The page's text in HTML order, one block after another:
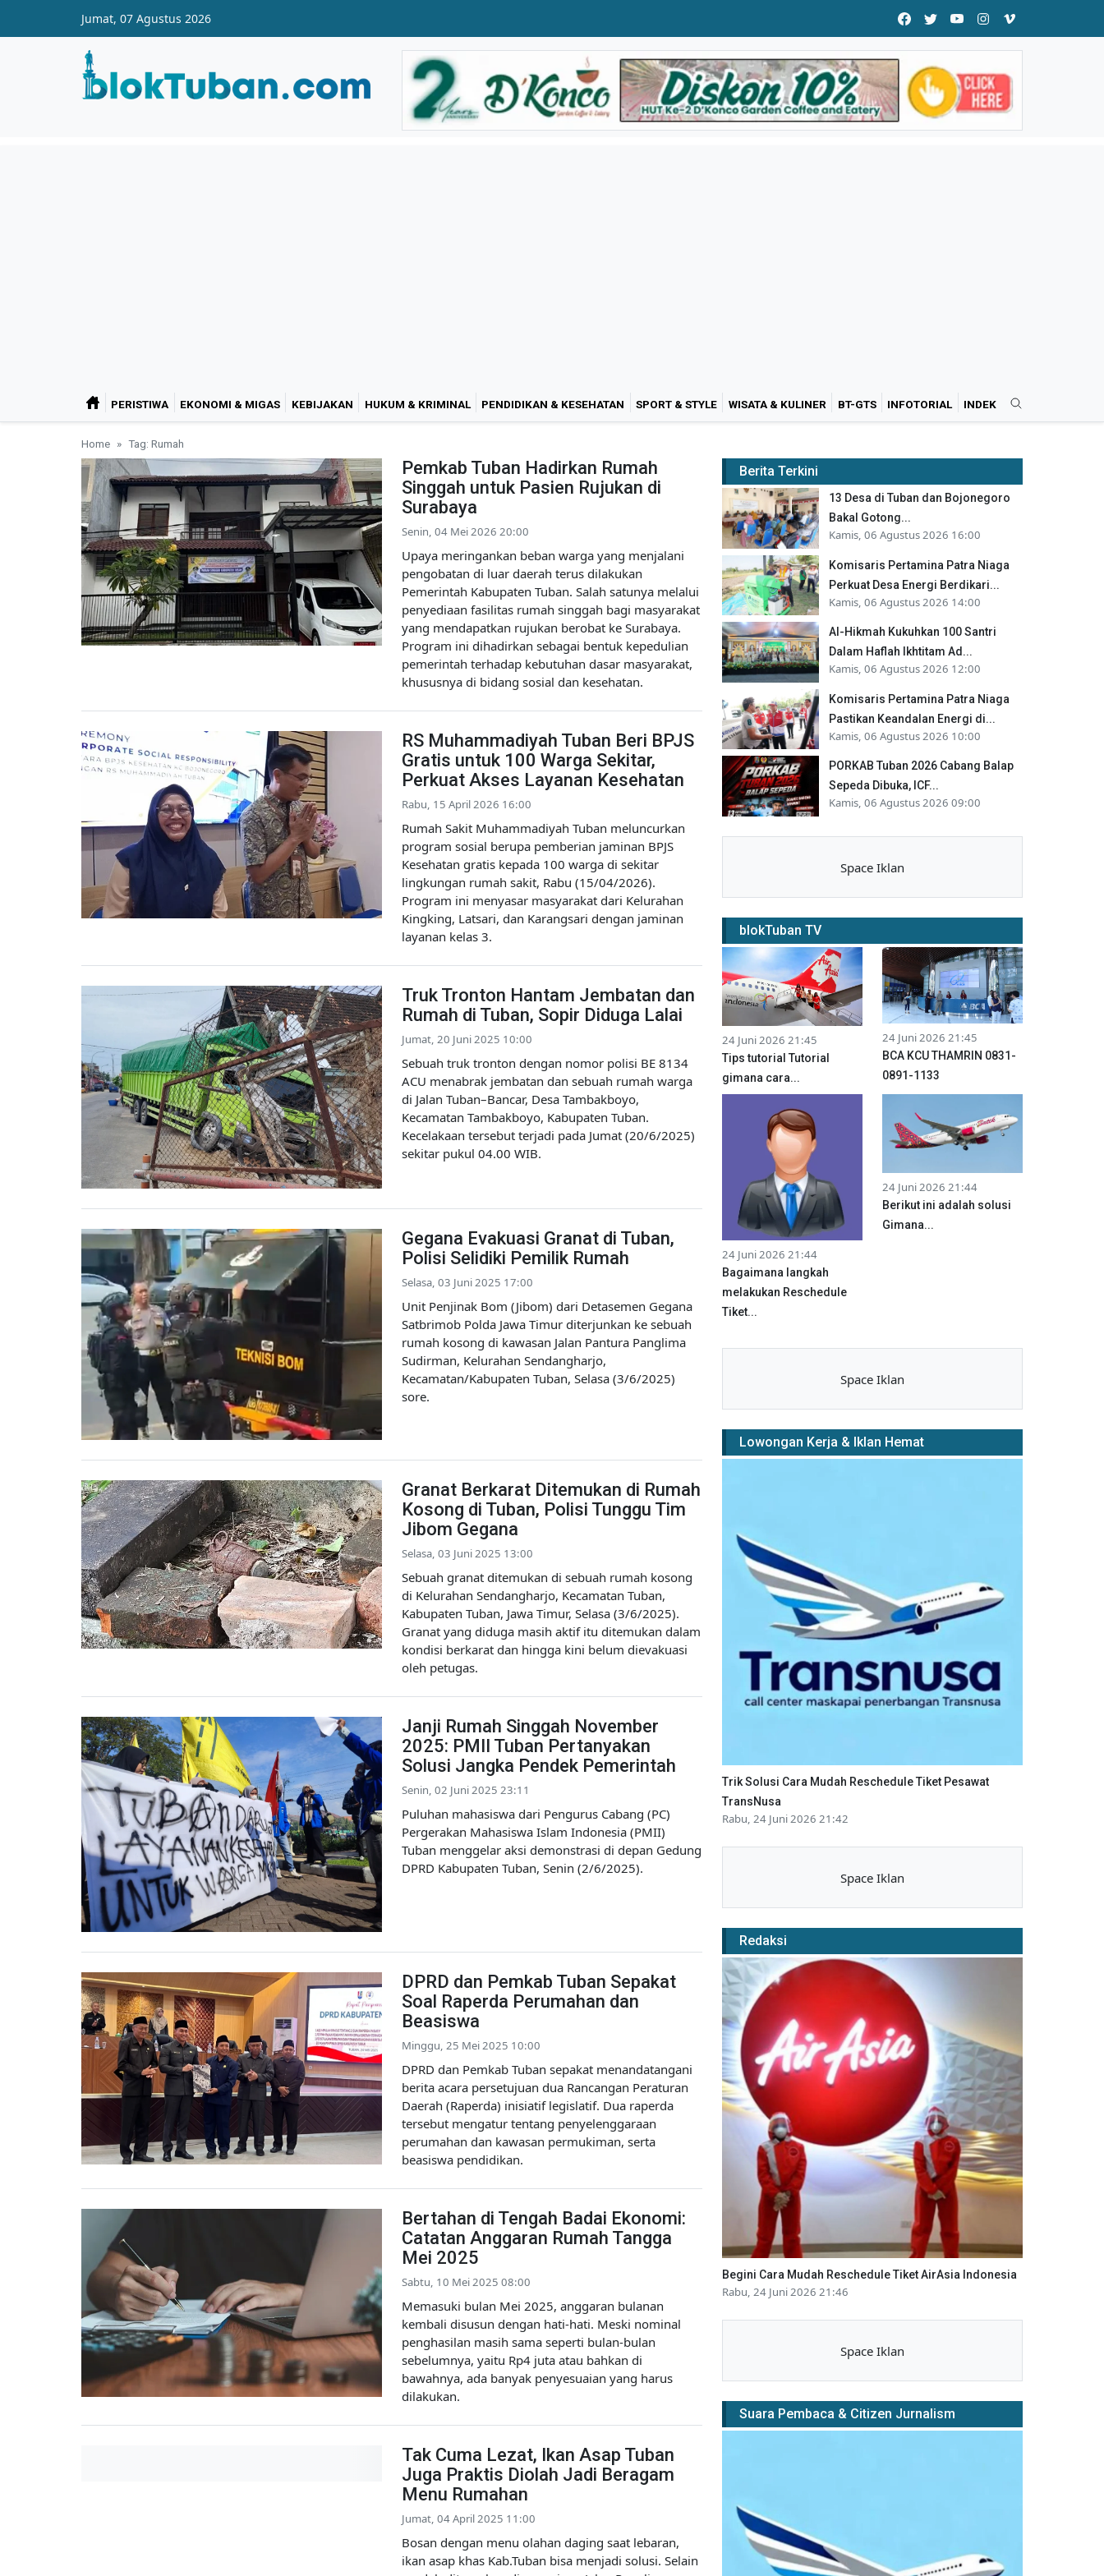
Jumat, 07 Agustus 2026
PERISTIWA EKONOMI & MIGAS KEBIJAKAN HUKUM & KRIMINAL PENDIDIKAN & KESEHATAN SPORT & STYLE WISATA & KULINER BT-GTS INFOTORIAL INDEK
Home Tag: Rumah
Pemkab Tuban Hadirkan Rumah
Singgah untuk Pasien Rujukan di
Surabaya
Senin, 04 Mei 2026 20:00
Upaya meringankan beban warga yang menjalani
pengobatan di luar daerah terus dilakukan
Pemerintah Kabupaten Tuban. Salah satunya melalui
penyediaan fasilitas rumah singgah bagi masyarakat
yang mendapatkan rujukan berobat ke Surabaya.
Program ini dihadirkan sebagai bentuk kepedulian
pemerintah terhadap kebutuhan dasar masyarakat,
khususnya di bidang sosial dan kesehatan.
RS Muhammadiyah Tuban Beri BPJS
Gratis untuk 100 Warga Sekitar,
Perkuat Akses Layanan Kesehatan
Rabu, 15 April 2026 16:00
Rumah Sakit Muhammadiyah Tuban meluncurkan
program sosial berupa pemberian jaminan BPJS
Kesehatan gratis kepada 100 warga di sekitar
lingkungan rumah sakit, Rabu (15/04/2026).
Program ini menyasar masyarakat dari Kelurahan
Kingking, Latsari, dan Karangsari dengan jaminan
layanan kelas 3.
Truk Tronton Hantam Jembatan dan
Rumah di Tuban, Sopir Diduga Lalai
Jumat, 20 Juni 2025 10:00
Sebuah truk tronton dengan nomor polisi BE 8134
ACU menabrak jembatan dan sebuah rumah warga
di Jalan Tuban–Bancar, Desa Tambakboyo,
Kecamatan Tambakboyo, Kabupaten Tuban.
Kecelakaan tersebut terjadi pada Jumat (20/6/2025)
sekitar pukul 04.00 WIB.
Gegana Evakuasi Granat di Tuban,
Polisi Selidiki Pemilik Rumah
Selasa, 03 Juni 2025 17:00
Unit Penjinak Bom (Jibom) dari Detasemen Gegana
Satbrimob Polda Jawa Timur diterjunkan ke sebuah
rumah kosong di kawasan Jalan Pantura Panglima
Sudirman, Kelurahan Sendangharjo,
Kecamatan/Kabupaten Tuban, Selasa (3/6/2025)
sore.
Granat Berkarat Ditemukan di Rumah
Kosong di Tuban, Polisi Tunggu Tim
Jibom Gegana
Selasa, 03 Juni 2025 13:00
Sebuah granat ditemukan di sebuah rumah kosong
di Kelurahan Sendangharjo, Kecamatan Tuban,
Kabupaten Tuban, Jawa Timur, Selasa (3/6/2025).
Granat yang diduga masih aktif itu ditemukan dalam
kondisi berkarat dan hingga kini belum dievakuasi
oleh petugas.
Janji Rumah Singgah November
2025: PMII Tuban Pertanyakan
Solusi Jangka Pendek Pemerintah
Senin, 02 Juni 2025 23:11
Puluhan mahasiswa dari Pengurus Cabang (PC)
Pergerakan Mahasiswa Islam Indonesia (PMII)
Tuban menggelar aksi demonstrasi di depan Gedung
DPRD Kabupaten Tuban, Senin (2/6/2025).
DPRD dan Pemkab Tuban Sepakat
Soal Raperda Perumahan dan
Beasiswa
Minggu, 25 Mei 2025 10:00
DPRD dan Pemkab Tuban sepakat menandatangani
berita acara persetujuan dua Rancangan Peraturan
Daerah (Raperda) inisiatif legislatif. Dua raperda
tersebut mengatur tentang penyelenggaraan
perumahan dan kawasan permukiman, serta
beasiswa pendidikan.
Bertahan di Tengah Badai Ekonomi:
Catatan Anggaran Rumah Tangga
Mei 2025
Sabtu, 10 Mei 2025 08:00
Memasuki bulan Mei 2025, anggaran bulanan
kembali disusun dengan hati-hati. Meski nominal
penghasilan masih sama seperti bulan-bulan
sebelumnya, yaitu Rp4 juta atau bahkan di
bawahnya, ada banyak penyesuaian yang harus
dilakukan.
Tak Cuma Lezat, Ikan Asap Tuban
Juga Praktis Diolah Jadi Beragam
Menu Rumahan
Jumat, 04 April 2025 11:00
Bosan dengan menu olahan daging saat lebaran,
ikan asap khas Kab.Tuban bisa menjadi solusi. Selain
Berita Terkini
13 Desa di Tuban dan Bojonegoro
Bakal Gotong...
Kamis, 06 Agustus 2026 16:00
Komisaris Pertamina Patra Niaga
Perkuat Desa Energi Berdikari...
Kamis, 06 Agustus 2026 14:00
Al-Hikmah Kukuhkan 100 Santri
Dalam Haflah Ikhtitam Ad...
Kamis, 06 Agustus 2026 12:00
Komisaris Pertamina Patra Niaga
Pastikan Keandalan Energi di...
Kamis, 06 Agustus 2026 10:00
PORKAB Tuban 2026 Cabang Balap
Sepeda Dibuka, ICF...
Kamis, 06 Agustus 2026 09:00
Space Iklan
blokTuban TV
24 Juni 2026 21:45
Tips tutorial Tutorial
gimana cara...
24 Juni 2026 21:45
BCA KCU THAMRIN 0831-
0891-1133
24 Juni 2026 21:44
Bagaimana langkah
melakukan Reschedule
Tiket...
24 Juni 2026 21:44
Berikut ini adalah solusi
Gimana...
Space Iklan
Lowongan Kerja & Iklan Hemat
Trik Solusi Cara Mudah Reschedule Tiket Pesawat
TransNusa
Rabu, 24 Juni 2026 21:42
Space Iklan
Redaksi
Begini Cara Mudah Reschedule Tiket AirAsia Indonesia
Rabu, 24 Juni 2026 21:46
Space Iklan
Suara Pembaca & Citizen Jurnalism